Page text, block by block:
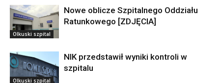
Olkuski szpital
Nowe oblicze Szpitalnego Oddziału
Ratunkowego [ZDJĘCIA]
Olkuski szpital
NIK przedstawił wyniki kontroli w
szpitalu